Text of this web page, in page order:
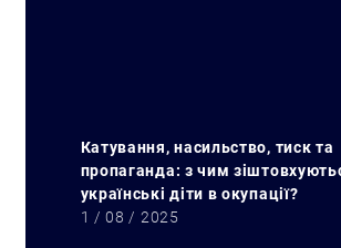
Катування, насильство, тиск та
пропаганда: з чим
українські діти в окупації?
1 / 08 / 2025